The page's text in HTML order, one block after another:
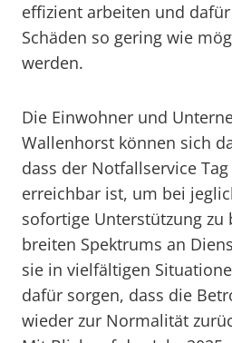
effizient arbeiten und
Schäden so gering wie
werden.
Die Einwohner und
Wallenhorst können sich
dass der Notfallservice
erreichbar ist, um bei
sofortige Unterstützung zu
breiten Spektrums an
sie in vielfältigen
dafür sorgen, dass die
wieder zur Normalität